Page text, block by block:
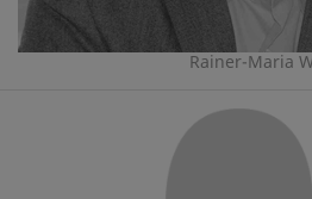
Rainer-Maria